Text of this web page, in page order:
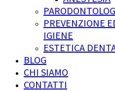
PREVENZIONE
IGIENE
ESTETICA
BLOG
CHI SIAMO
CONTATTI